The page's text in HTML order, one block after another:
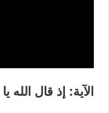
الآية: إذ قال